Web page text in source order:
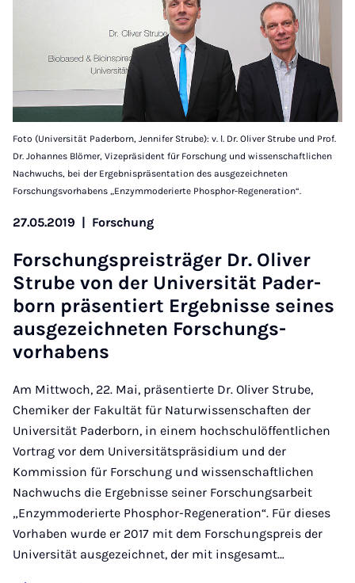
Foto (Universität Paderborn, Jennifer Strube): v. l. Dr. Oliver Strube und Prof.
Dr. Johannes Blömer, Vizepräsident für Forschung und wissenschaftlichen
Nachwuchs, bei der Ergebnispräsentation des ausgezeichneten
Forschungsvorhabens „Enzymmoderierte Phosphor-Regeneration“.
27.05.2019 | Forschung
Forschung­s­pre­is­träger Dr. Oliv­er
Strube von der Uni­versität Pader­
born präsen­tiert Ergeb­n­isse seines
aus­gezeich­neten Forschungs­
vorhabens
Am Mittwoch, 22. Mai, präsentierte Dr. Oliver Strube,
Chemiker der Fakultät für Naturwissenschaften der
Universität Paderborn, in einem hochschulöffentlichen
Vortrag vor dem Universitätspräsidium und der
Kommission für Forschung und wissenschaftlichen
Nachwuchs die Ergebnisse seiner Forschungsarbeit
„Enzymmoderierte Phosphor-Regeneration“. Für dieses
Vorhaben wurde er 2017 mit dem Forschungspreis der
Universität ausgezeichnet, der mit insgesamt…